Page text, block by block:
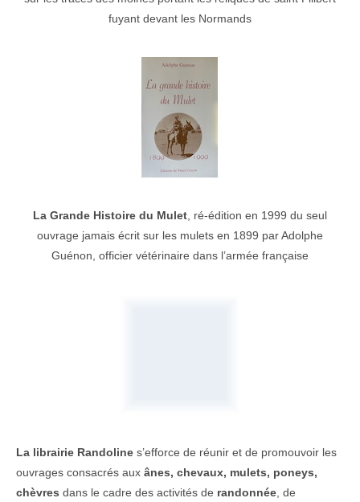
fuyant devant les Normands
La Grande Histoire du Mulet , ré-édition en 1999 du seul
ouvrage jamais écrit sur les mulets en 1899 par Adolphe
Guénon, officier vétérinaire dans l’armée française
La librairie Randoline s’efforce de réunir et de promouvoir les
ouvrages consacrés aux ânes, chevaux, mulets, poneys,
chèvres dans le cadre des activités de randonnée , de